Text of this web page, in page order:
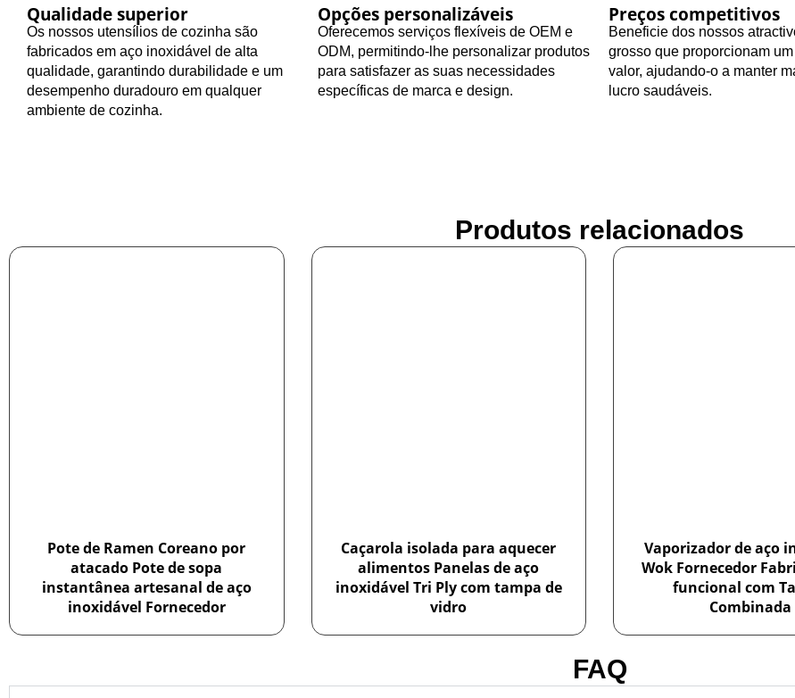
Qualidade superior
Os nossos utensílios de cozinha são
fabricados em aço inoxidável de alta
qualidade, garantindo durabilidade e um
desempenho duradouro em qualquer
ambiente de cozinha.
Opções personalizáveis
Oferecemos serviços flexíveis de OEM e
ODM, permitindo-lhe personalizar produtos
para satisfazer as suas necessidades
específicas de marca e design.
Preços competitivos
Beneficie dos nossos
grosso que proporcionam
valor, ajudando-o a manter
lucro saudáveis.
Produtos relacionados
Pote de Ramen Coreano por
atacado Pote de sopa
instantânea artesanal de aço
inoxidável Fornecedor
Caçarola isolada para aquecer
alimentos Panelas de aço
inoxidável Tri Ply com tampa de
vidro
Vaporizador de aço
Wok Fornecedor
funcional com
Combinada
FAQ